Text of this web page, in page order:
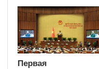
Первая